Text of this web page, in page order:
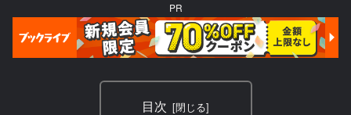
PR
目次